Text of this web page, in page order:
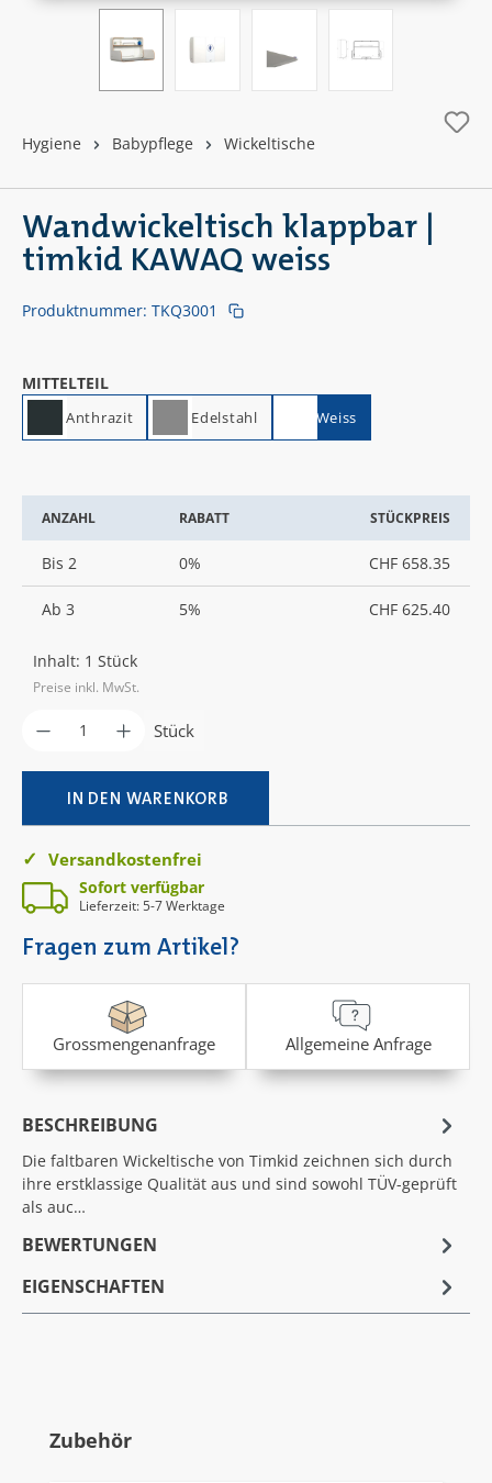
Hygiene Babypflege Wickeltische
Wandwickeltisch klappbar |
timkid KAWAQ weiss
ANZAHL RABATT STÜCKPREIS
Bis 2 0% CHF 658.35
Ab 3 5% CHF 625.40
Inhalt: 1 Stück
Preise inkl. MwSt.
MITTELTEIL
Anthrazit Edelstahl Weiss
Produkt Anzahl: Gib den gewünschten
Stück
IN DEN WARENKORB
Versandkostenfrei
Sofort verfügbar
Lieferzeit: 5-7 Werktage
Produktnummer: TKQ3001
Fragen zum Artikel?
Grossmengenanfrage Allgemeine Anfrage
BESCHREIBUNG
Die faltbaren Wickeltische von Timkid zeichnen sich durch
ihre erstklassige Qualität aus und sind sowohl TÜV-geprüft
als auc…
BEWERTUNGEN
EIGENSCHAFTEN
Produktgalerie überspringen
Zubehör